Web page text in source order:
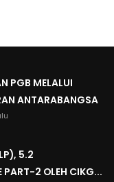
PGB MELALUI
ANTARABANGSA
5.2
PART-2 OLEH CIKG...